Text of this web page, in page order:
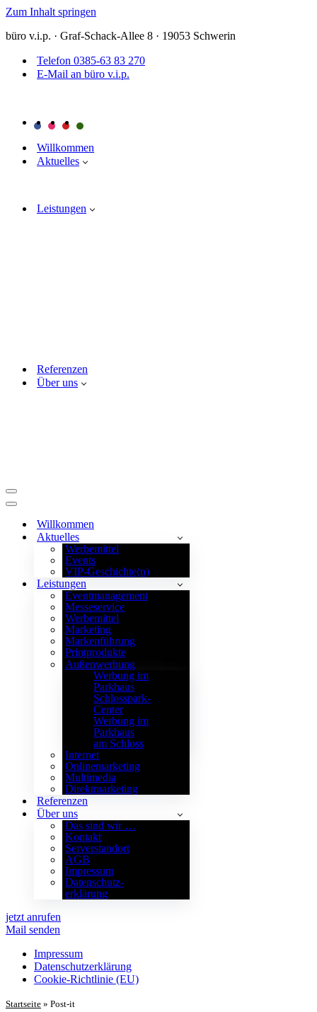
Zum Inhalt springen
büro v.i.p. · Graf-Schack-Allee 8 · 19053 Schwerin
Telefon 0385-63 83 270
E-Mail an büro v.i.p.
Willkommen
Aktuelles
Leistungen
Referenzen
Über uns
Navigationsmenü
Navigationsmenü
Willkommen
Aktuelles
Werbemittel
Events
VIP-Geschichte(n)
Leistungen
Eventmanagement
Messeservice
Werbemittel
Marketing
Markenführung
Printprodukte
Außenwerbung
Werbung im
Parkhaus
Schlosspark-
Center
Werbung im
Parkhaus
am Schloss
Internet
Onlinemarketing
Multimedia
Direktmarketing
Referenzen
Über uns
Das sind wir …
Kontakt
Serverstandort
AGB
Impressum
Datenschutz­
erklärung
jetzt anrufen
Mail senden
Impressum
Datenschutz­erklärung
Cookie-Richtlinie (EU)
Startseite » Post-it